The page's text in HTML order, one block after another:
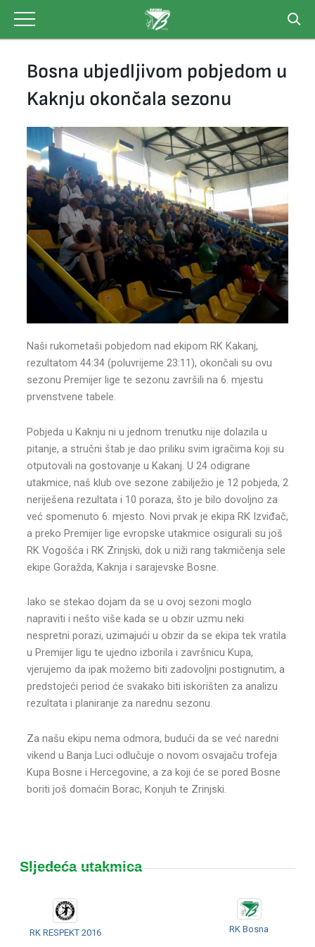
content
Bosna ubjedljivom pobjedom u
Kaknju okončala sezonu
Naši rukometaši pobjedom nad ekipom RK Kakanj,
rezultatom 44:34 (poluvrijeme 23:11), okončali su ovu
sezonu Premijer lige te sezonu završili na 6. mjestu
prvenstvene tabele.
Pobjeda u Kaknju ni u jednom trenutku nije dolazila u
pitanje, a stručni štab je dao priliku svim igračima koji su
otputovali na gostovanje u Kakanj. U 24 odigrane
utakmice, naš klub ove sezone zabilježio je 12 pobjeda, 2
neriješena rezultata i 10 poraza, što je bilo dovoljno za
već spomenuto 6. mjesto. Novi prvak je ekipa RK Izviđač,
a preko Premijer lige evropske utakmice osigurali su još
RK Vogošća i RK Zrinjski, dok u niži rang takmičenja sele
ekipe Goražda, Kaknja i sarajevske Bosne.
Iako se stekao dojam da se u ovoj sezoni moglo
napraviti i nešto više kada se u obzir uzmu neki
nespretni porazi, uzimajući u obzir da se ekipa tek vratila
u Premijer ligu te ujedno izborila i završnicu Kupa,
vjerujemo da ipak možemo biti zadovoljni postignutim, a
predstojeći period će svakako biti iskorišten za analizu
rezultata i planiranje za narednu sezonu.
Za našu ekipu nema odmora, budući da se već naredni
vikend u Banja Luci odlučuje o novom osvajaču trofeja
Kupa Bosne i Hercegovine, a za koji će se pored Bosne
boriti još domaćin Borac, Konjuh te Zrinjski.
Sljedeća utakmica
RK RESPEKT 2016 RK Bosna